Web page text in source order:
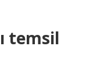
temsil